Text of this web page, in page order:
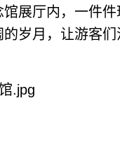
展厅内，一件
岁月，让游客